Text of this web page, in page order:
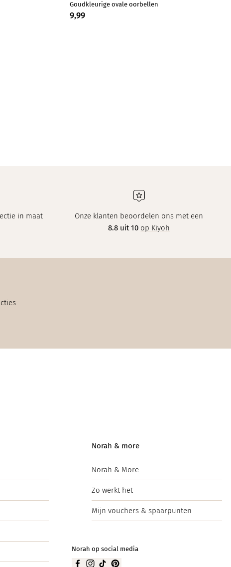
Goudkleurige ovale oorbellen
9,99
in maat
Onze klanten beoordelen ons met een
8.8 uit 10 op Kiyoh
Norah & more
Norah & More
Zo werkt het
Mijn vouchers & spaarpunten
Norah op social media